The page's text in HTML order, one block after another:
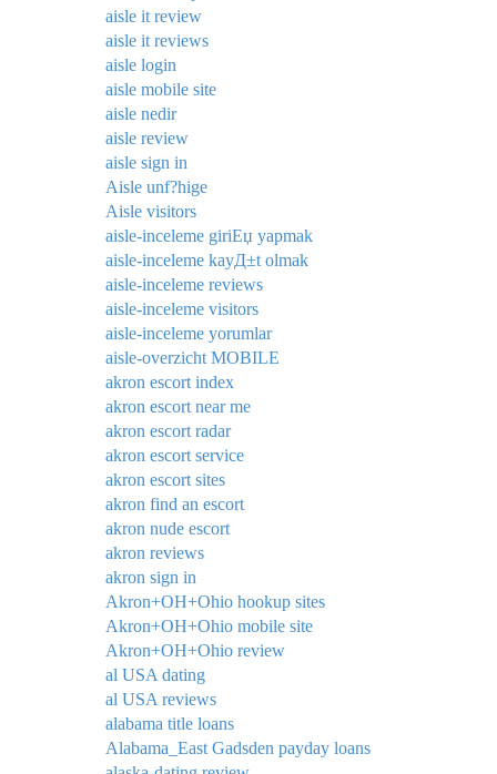
aisle it review
aisle it reviews
aisle login
aisle mobile site
aisle nedir
aisle review
aisle sign in
Aisle unf?hige
Aisle visitors
aisle-inceleme giriЕџ yapmak
aisle-inceleme kayД±t olmak
aisle-inceleme reviews
aisle-inceleme visitors
aisle-inceleme yorumlar
aisle-overzicht MOBILE
akron escort index
akron escort near me
akron escort radar
akron escort service
akron escort sites
akron find an escort
akron nude escort
akron reviews
akron sign in
Akron+OH+Ohio hookup sites
Akron+OH+Ohio mobile site
Akron+OH+Ohio review
al USA dating
al USA reviews
alabama title loans
Alabama_East Gadsden payday loans